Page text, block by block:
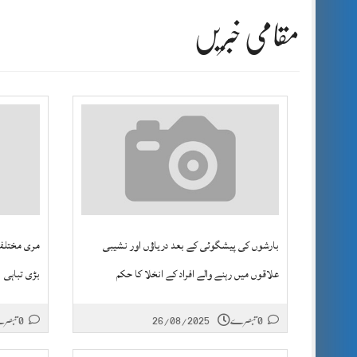
مقامی خبریں
بارشوں کی پیشگوئی کے بعد دریاؤں اور نشیبی
علاقوں میں رہنے والے افراد کے انخلا کا حکم
26/08/2025
مری
بڑی تباہی